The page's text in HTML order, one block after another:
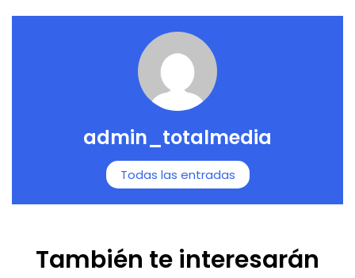
admin_totalmedia
Todas las entradas
También te interesarán